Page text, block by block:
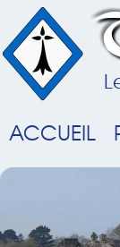
ACCUEIL